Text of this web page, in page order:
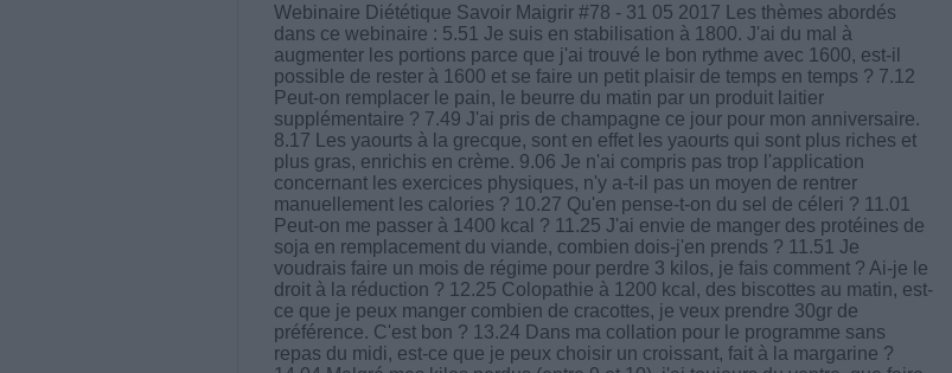
Webinaire Diététique Savoir Maigrir #78 - 31 05 2017 Les thèmes abordés
dans ce webinaire : 5.51 Je suis en stabilisation à 1800. J'ai du mal à
augmenter les portions parce que j'ai trouvé le bon rythme avec 1600, est-il
possible de rester à 1600 et se faire un petit plaisir de temps en temps ? 7.12
Peut-on remplacer le pain, le beurre du matin par un produit laitier
supplémentaire ? 7.49 J'ai pris de champagne ce jour pour mon anniversaire.
8.17 Les yaourts à la grecque, sont en effet les yaourts qui sont plus riches et
plus gras, enrichis en crème. 9.06 Je n'ai compris pas trop l'application
concernant les exercices physiques, n'y a-t-il pas un moyen de rentrer
manuellement les calories ? 10.27 Qu'en pense-t-on du sel de céleri ? 11.01
Peut-on me passer à 1400 kcal ? 11.25 J'ai envie de manger des protéines de
soja en remplacement du viande, combien dois-j'en prends ? 11.51 Je
voudrais faire un mois de régime pour perdre 3 kilos, je fais comment ? Ai-je le
droit à la réduction ? 12.25 Colopathie à 1200 kcal, des biscottes au matin, est-
ce que je peux manger combien de cracottes, je veux prendre 30gr de
préférence. C'est bon ? 13.24 Dans ma collation pour le programme sans
repas du midi, est-ce que je peux choisir un croissant, fait à la margarine ?